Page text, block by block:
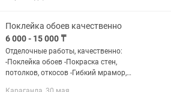
Поклейка обоев качественно
6 000 - 15 000 ₸
Отделочные работы, качественно:
-Поклейка обоев -Покраска стен,
потолков, откосов -Гибкий мрамор,